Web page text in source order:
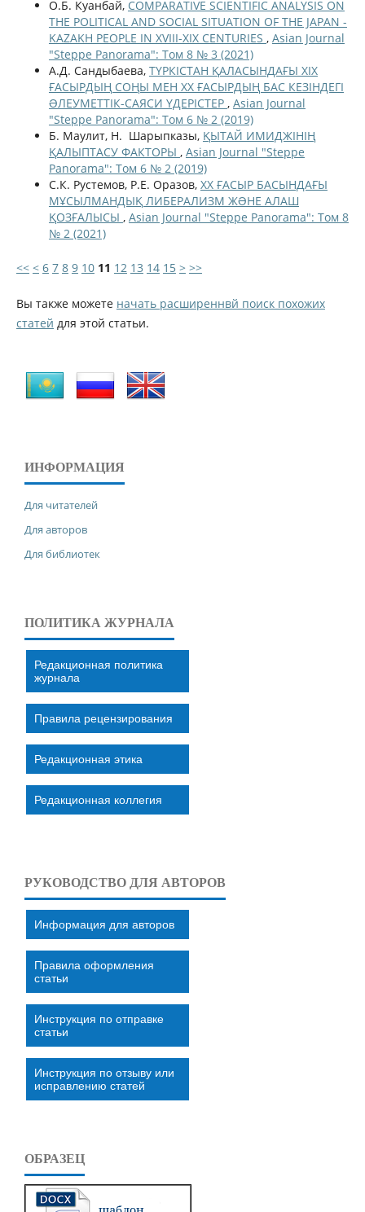
О.Б. Куанбай, COMPARATIVE SCIENTIFIC ANALYSIS ON
THE POLITICAL AND SOCIAL SITUATION OF THE JAPAN -
KAZAKH PEOPLE IN XVIII-XIX CENTURIES , Asian Journal
"Steppe Panorama": Том 8 № 3 (2021)
А.Д. Сандыбаева, ТҮРКІСТАН ҚАЛАСЫНДАҒЫ ХІХ
ҒАСЫРДЫҢ СОҢЫ МЕН ХХ ҒАСЫРДЫҢ БАС КЕЗІНДЕГІ
ƏЛЕУМЕТТІК-САЯСИ ҮДЕРІСТЕР , Asian Journal
"Steppe Panorama": Том 6 № 2 (2019)
Б. Маулит, Н. Шарыпказы, ҚЫТАЙ ИМИДЖІНІҢ
ҚАЛЫПТАСУ ФАКТОРЫ , Asian Journal "Steppe
Panorama": Том 6 № 2 (2019)
С.К. Рустемов, Р.Е. Оразов, ХХ ҒАСЫР БАСЫНДАҒЫ
МҰСЫЛМАНДЫҚ ЛИБЕРАЛИЗМ ЖƏНЕ АЛАШ
ҚОЗҒАЛЫСЫ , Asian Journal "Steppe Panorama": Том 8
№ 2 (2021)
<< < 6 7 8 9 10 11 12 13 14 15 > >>
Вы также можете начать расширеннвй поиск похожих
статей для этой статьи.
ИНФОРМАЦИЯ
Для читателей
Для авторов
Для библиотек
ПОЛИТИКА ЖУРНАЛА
Редакционная политика
журнала
Правила рецензирования
Редакционная этика
Редакционная коллегия
РУКОВОДСТВО ДЛЯ АВТОРОВ
Информация для авторов
Правила оформления
статьи
Инструкция по отправке
статьи
Инструкция по отзыву или
исправлению статей
ОБРАЗЕЦ